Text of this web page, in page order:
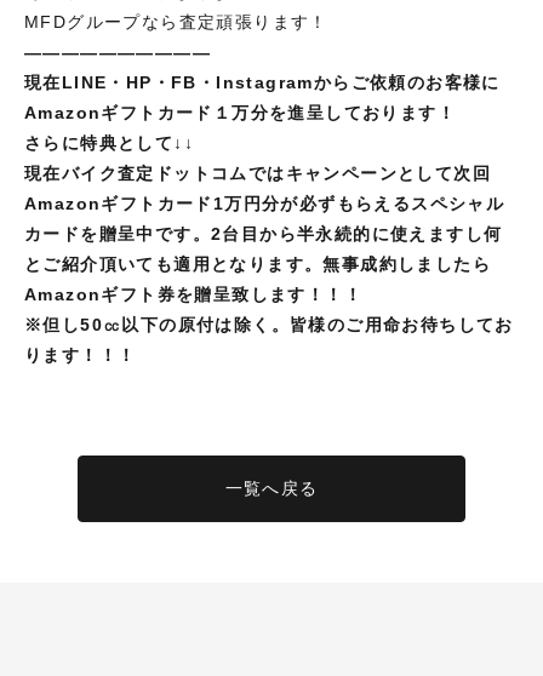
MFDグループなら査定頑張ります！
——————————
現在LINE ・ HP ・ FB ・ Instagramからご依頼のお客様に
Amazonギフトカード１万分を進呈しております！
さらに特典として ↓↓
現在バイク査定ドットコムではキャンペーンとして次回
Amazonギフトカード1万円分が必ずもらえるスペシャル
カードを贈呈中です。 2台目から半永続的に使えますし何
とご紹介頂いても適用となります。無事成約しましたら
Amazonギフト券を贈呈致します！！！
※但し50㏄以下の原付は除く。皆様のご用命お待ちしてお
ります！！！
一覧へ戻る